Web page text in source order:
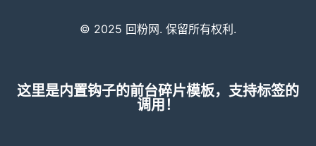
© 2025 回粉网. 保留所有权利.
这里是内置钩子的前台碎片模板，支持标签的
调用！